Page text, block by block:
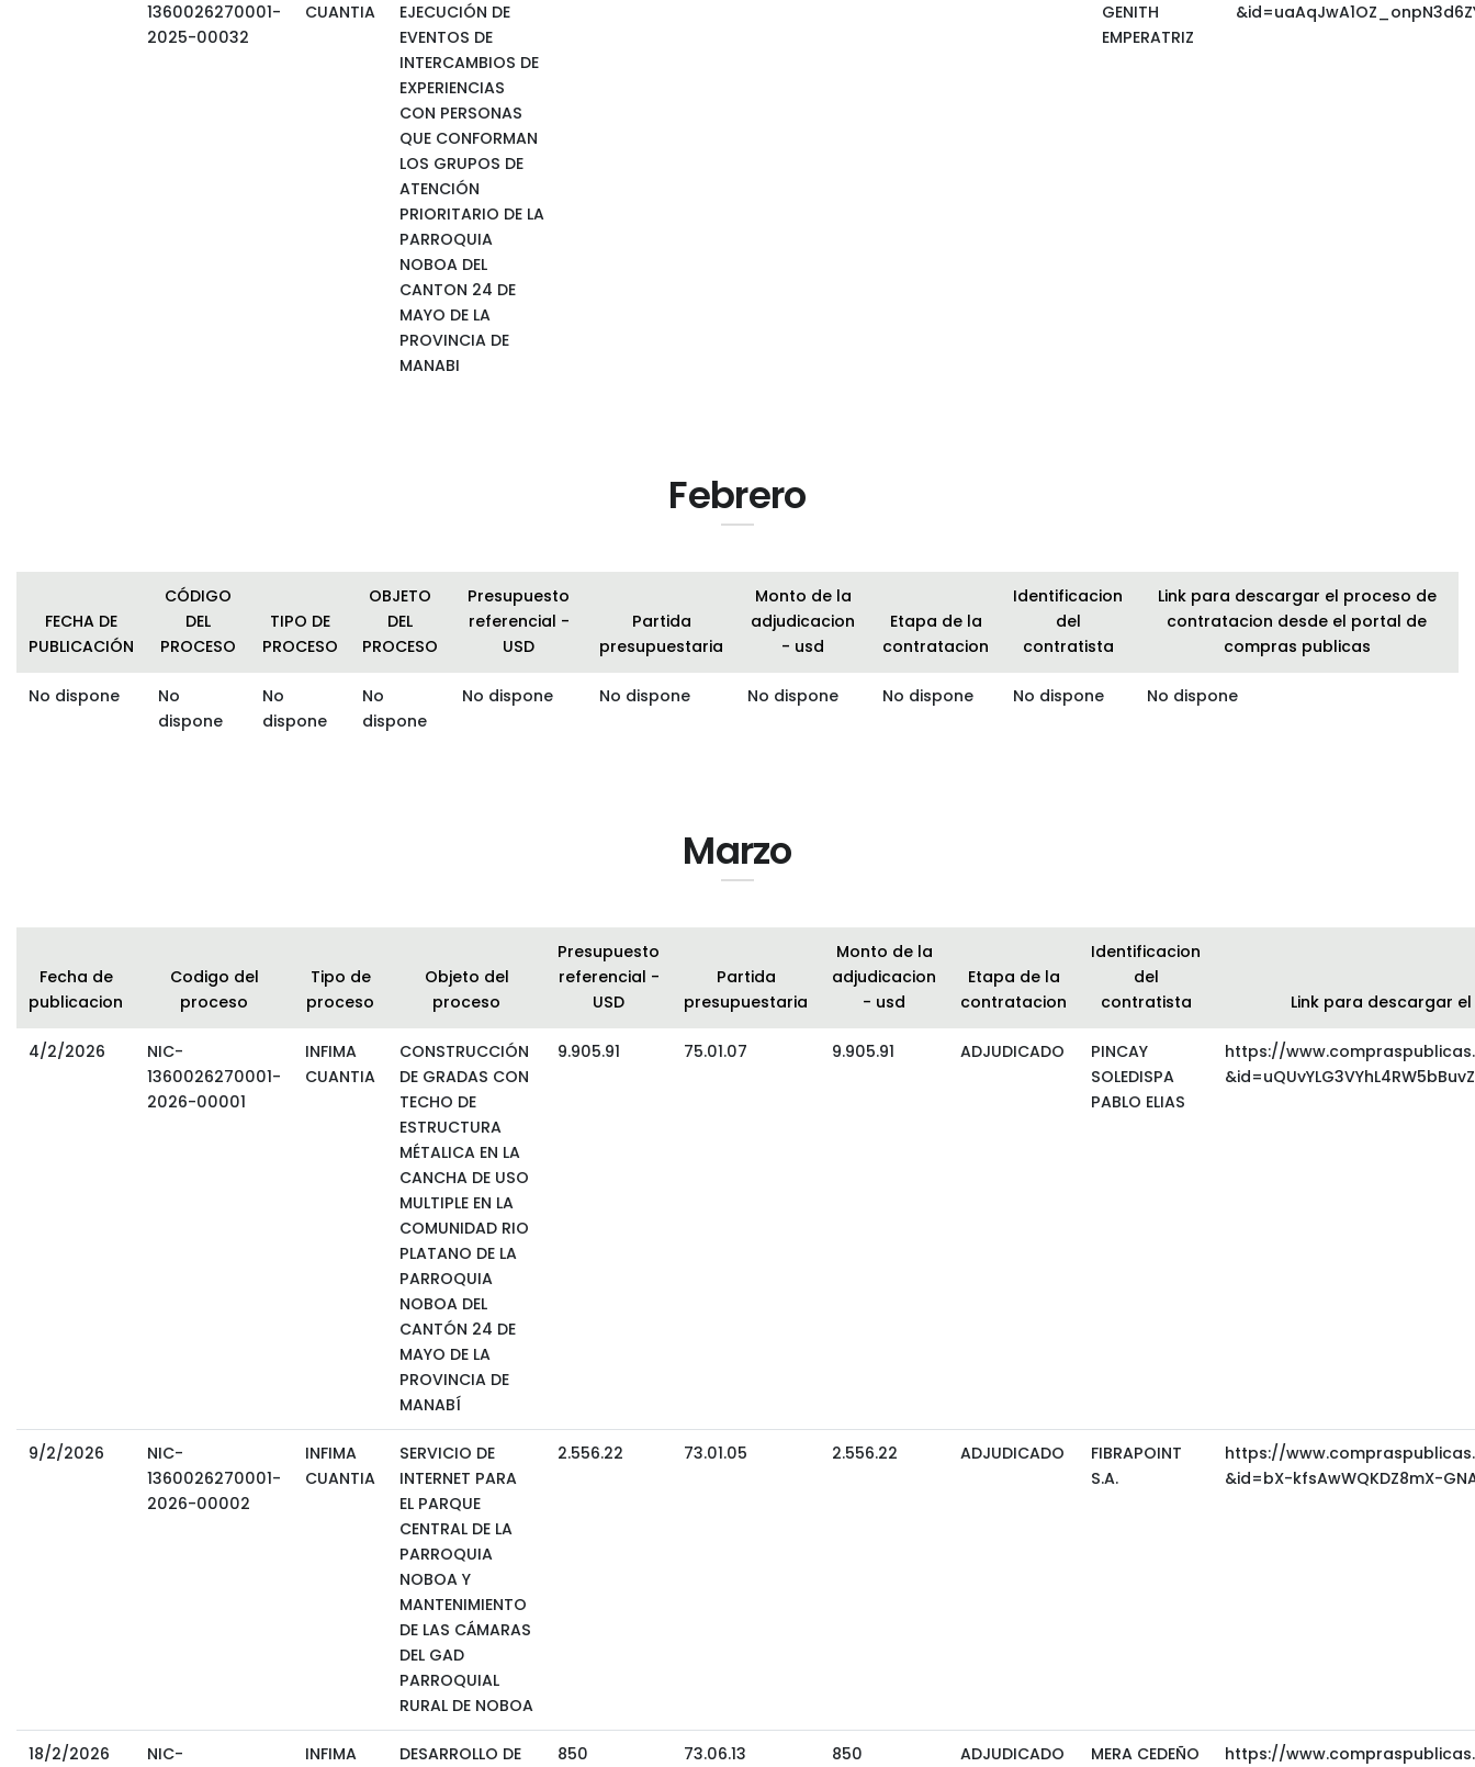
1360026270001-
2025-00032
CUANTIA
EJECUCIÓN DE
EVENTOS DE
INTERCAMBIOS DE
EXPERIENCIAS
CON PERSONAS
QUE CONFORMAN
LOS GRUPOS DE
ATENCIÓN
PRIORITARIO DE LA
PARROQUIA
NOBOA DEL
CANTON 24 DE
MAYO DE LA
PROVINCIA DE
MANABI
GENITH
EMPERATRIZ
Febrero
FECHA DE
PUBLICACIÓN
CÓDIGO
DEL
PROCESO
TIPO DE
PROCESO
OBJETO
DEL
PROCESO
Presupuesto
referencial -
USD
Partida
presupuestaria
Monto de la
adjudicacion
- usd
Etapa de la
contratacion
Identificacion
del
contratista
Link para descargar el proceso de
contratacion desde el portal de
compras publicas
No dispone
No
dispone
No
dispone
No
dispone
No dispone No dispone No dispone No dispone No dispone No dispone
Marzo
Fecha de
publicacion
Codigo del
proceso
Tipo de
proceso
Objeto del
proceso
Presupuesto
referencial -
USD
Partida
presupuestaria
Monto de la
adjudicacion
- usd
Etapa de la
contratacion
Identificacion
del
contratista
Link para descargar
4/2/2026
NIC-
1360026270001-
2026-00001
INFIMA
CUANTIA
CONSTRUCCIÓN
DE GRADAS CON
TECHO DE
ESTRUCTURA
MÉTALICA EN LA
CANCHA DE USO
MULTIPLE EN LA
COMUNIDAD RIO
PLATANO DE LA
PARROQUIA
NOBOA DEL
CANTÓN 24 DE
MAYO DE LA
PROVINCIA DE
MANABÍ
9.905.91 75.01.07 9.905.91 ADJUDICADO
PINCAY
SOLEDISPA
PABLO ELIAS
https://
9/2/2026
NIC-
1360026270001-
2026-00002
INFIMA
CUANTIA
SERVICIO DE
INTERNET PARA
EL PARQUE
CENTRAL DE LA
PARROQUIA
NOBOA Y
MANTENIMIENTO
DE LAS CÁMARAS
DEL GAD
PARROQUIAL
RURAL DE NOBOA
2.556.22 73.01.05 2.556.22 ADJUDICADO
FIBRAPOINT
S.A.
https://
&id=bX-kfsAwWQKDZ8mX-
18/2/2026
NIC-
INFIMA
DESARROLLO DE
850 73.06.13 850 ADJUDICADO
MERA CEDEÑO
https://